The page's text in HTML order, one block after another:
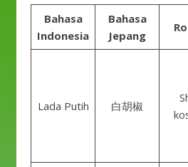
Bahasa
Indonesia
Bahasa
Jepang
Lada Putih 白胡椒